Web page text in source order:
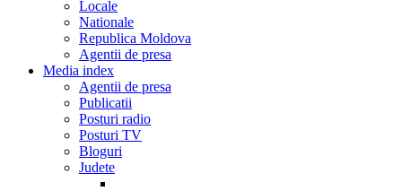
Locale
Nationale
Republica Moldova
Agentii de presa
Media index
Agentii de presa
Publicatii
Posturi radio
Posturi TV
Bloguri
Judete